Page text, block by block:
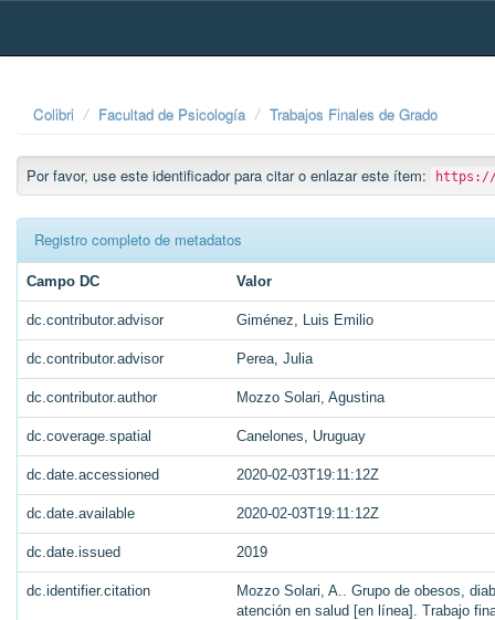
Skip
Colibri Facultad de Psicología Trabajos Finales de Grado
Por favor, use este identificador para citar o enlazar este ítem: https://
Registro completo de metadatos
Campo DC Valor
dc.contributor.advisor Giménez, Luis Emilio
dc.contributor.advisor Perea, Julia
dc.contributor.author Mozzo Solari, Agustina
dc.coverage.spatial Canelones, Uruguay
dc.date.accessioned 2020-02-03T19:11:12Z
dc.date.available 2020-02-03T19:11:12Z
dc.date.issued 2019
dc.identifier.citation
Mozzo Solari, A.. Grupo de obesos,
atención en salud [en línea]. Trabajo